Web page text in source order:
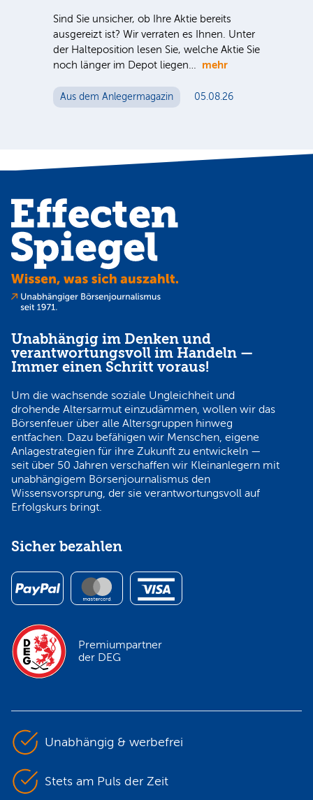
Sind Sie unsicher, ob Ihre Aktie bereits
ausgereizt ist? Wir verraten es Ihnen. Unter
der Halteposition lesen Sie, welche Aktie Sie
noch länger im Depot liegen… mehr
Aus dem Anlegermagazin 05.08.26
Unabhängig im Denken und
verantwortungsvoll im Handeln —
Immer einen Schritt voraus!
Um die wachsende soziale Ungleichheit und
drohende Altersarmut einzudämmen, wollen wir das
Börsenfeuer über alle Altersgruppen hinweg
entfachen. Dazu befähigen wir Menschen, eigene
Anlagestrategien für ihre Zukunft zu entwickeln —
seit über 50 Jahren verschaffen wir Kleinanlegern mit
unabhängigem Börsenjournalismus den
Wissensvorsprung, der sie verantwortungsvoll auf
Erfolgskurs bringt.
Sicher bezahlen
Premiumpartner
der DEG
Unabhängig & werbefrei
Stets am Puls der Zeit